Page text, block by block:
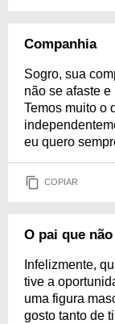
Companhia
Sogro, sua
não se afaste
Temos muito o
eu quero
COPIAR
O pai que
Infelizmente,
tive a
uma figura
gosto tanto de